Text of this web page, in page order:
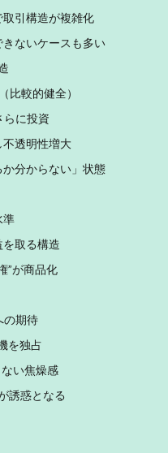
引構造が複雑化
ないケースも多い
比較的健全）
らに投資
透明性増大
分からない」状態
準
取る構造
”が商品化
の期待
を独占
い焦燥感
誘惑となる